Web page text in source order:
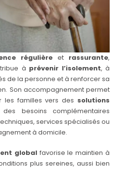
régulière et rassurante,
à prévenir l’isolement, à
de la personne et à renforcer sa
Son accompagnement permet
les familles vers des solutions
besoins complémentaires
services spécialisés ou
à domicile.
globalfavorise le maintien à
plus sereines, aussi bien